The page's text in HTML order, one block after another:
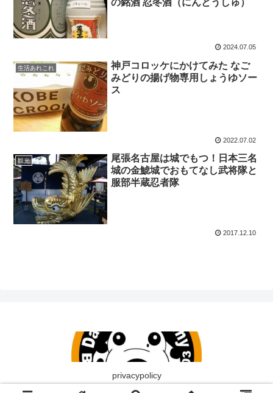
2024.07.05
生活あれこれ
神戸コロッケにかけてみた なご
みどりの揚げ物専用しょうゆソー
ス
2022.07.02
観光
尾張名古屋は城でもつ！日本三名
城の金鯱城でおもてなし武将隊と
服部半蔵忍者隊
2017.12.10
privacypolicy